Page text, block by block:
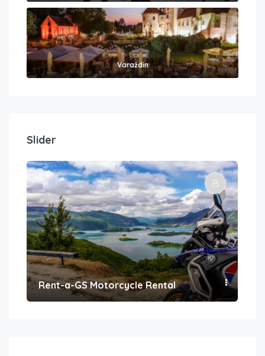
Varaždin
Slider
Rent-a-GS Motorcycle Rental